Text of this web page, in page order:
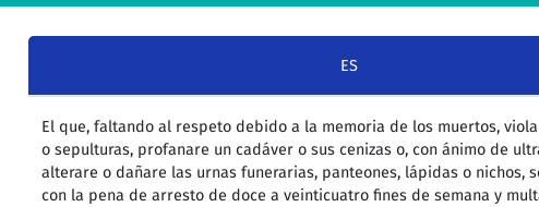
ES
El que, faltando al respeto debido a la memoria de los muertos,
o sepulturas, profanare un cadáver o sus cenizas o, con ánimo de
alterare o dañare las urnas funerarias, panteones, lápidas o nichos,
con la pena de arresto de doce a veinticuatro fines de semana y